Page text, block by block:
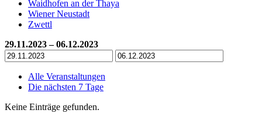
Waidhofen an der Thaya
Wiener Neustadt
Zwettl
29.11.2023 – 06.12.2023
Alle Veranstaltungen
Die nächsten 7 Tage
Keine Einträge gefunden.